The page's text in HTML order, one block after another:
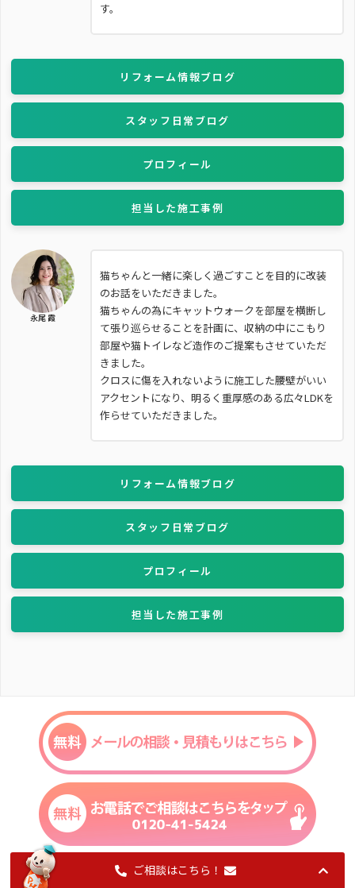
ご相談はこちら！
す。
リフォーム情報ブログ
スタッフ日常ブログ
プロフィール
担当した施工事例
永尾 霞
猫ちゃんと一緒に楽しく過ごすことを目的に改装
のお話をいただきました。
猫ちゃんの為にキャットウォークを部屋を横断し
て張り巡らせることを計画に、収納の中にこもり
部屋や猫トイレなど造作のご提案もさせていただ
きました。
クロスに傷を入れないように施工した腰壁がいい
アクセントになり、明るく重厚感のある広々LDKを
作らせていただきました。
リフォーム情報ブログ
スタッフ日常ブログ
プロフィール
担当した施工事例